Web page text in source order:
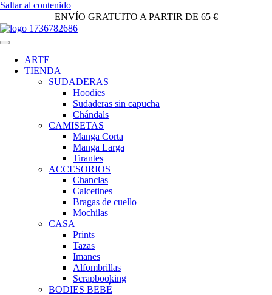
Saltar al contenido
ENVÍO GRATUITO A PARTIR DE 65 €
ARTE
TIENDA
SUDADERAS
Hoodies
Sudaderas sin capucha
Chándals
CAMISETAS
Manga Corta
Manga Larga
Tirantes
ACCESORIOS
Chanclas
Calcetines
Bragas de cuello
Mochilas
CASA
Prints
Tazas
Imanes
Alfombrillas
Scrapbooking
BODIES BEBÉ